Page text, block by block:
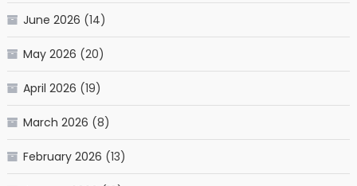
June 2026 (14)
May 2026 (20)
April 2026 (19)
March 2026 (8)
February 2026 (13)